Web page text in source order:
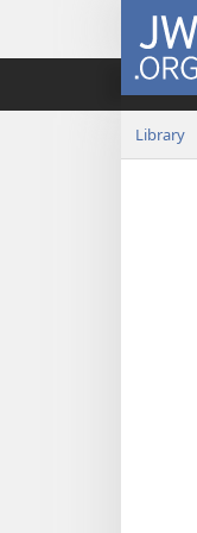
JW.ORG
Library